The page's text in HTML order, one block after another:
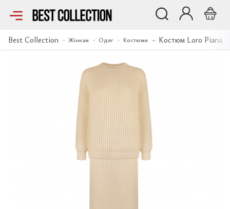
Best Collection Жінкам Одяг Костюми Костюм Loro Piana
Костюм Loro Piana